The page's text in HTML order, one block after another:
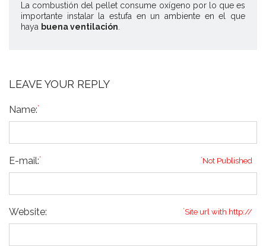
La combustión del pellet consume oxígeno por lo que es
importante instalar la estufa en un ambiente en el que
haya buena ventilación.
LEAVE YOUR REPLY
Name:*
E-mail:* *Not Published
Website: *Site url with http://